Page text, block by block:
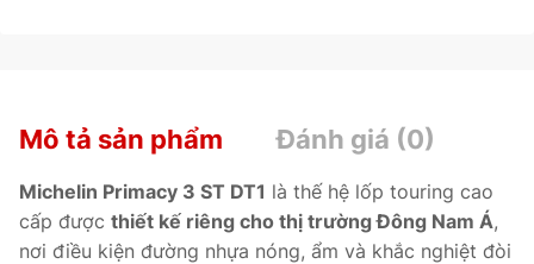
Mô tả sản phẩm Đánh giá (0)
Michelin Primacy 3 ST DT1 là thế hệ lốp touring cao
cấp được thiết kế riêng cho thị trường Đông Nam Á,
nơi điều kiện đường nhựa nóng, ẩm và khắc nghiệt đòi